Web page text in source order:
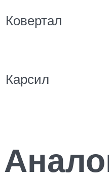
Ковертал
Карсил